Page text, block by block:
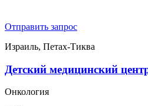
Отправить запрос
Израиль, Петах-Тиква
Детский медицинский
Онкология